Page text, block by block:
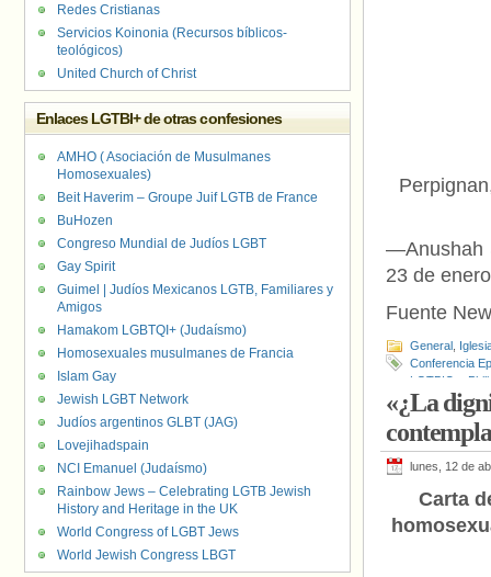
—Anushah
23 de
Fuente
General
Conferencia
LGTBIQ+
«¿La
lunes, 12 de
Carta
Redes Cristianas
Servicios Koinonia (Recursos bíblicos-
teológicos)
United Church of Christ
Enlaces LGTBI+ de otras confesiones
AMHO ( Asociación de Musulmanes
Homosexuales)
Beit Haverim – Groupe Juif LGTB de France
BuHozen
Congreso Mundial de Judíos LGBT
Gay Spirit
Guimel | Judíos Mexicanos LGTB, Familiares y
Amigos
Hamakom LGBTQI+ (Judaísmo)
Homosexuales musulmanes de Francia
Islam Gay
Jewish LGBT Network
Judíos argentinos GLBT (JAG)
Lovejihadspain
NCI Emanuel (Judaísmo)
Rainbow Jews – Celebrating LGTB Jewish
History and Heritage in the UK
World Congress of LGBT Jews
World Jewish Congress LBGT